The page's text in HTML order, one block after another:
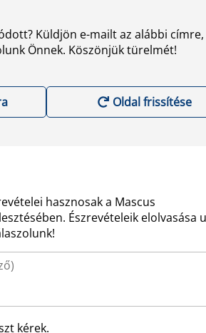
Küldjön e-mailt az alábbi címre,
Önnek. Köszönjük türelmét!
Oldal frissítése
hasznosak a Mascus
Észrevételeik elolvasása
kérek.